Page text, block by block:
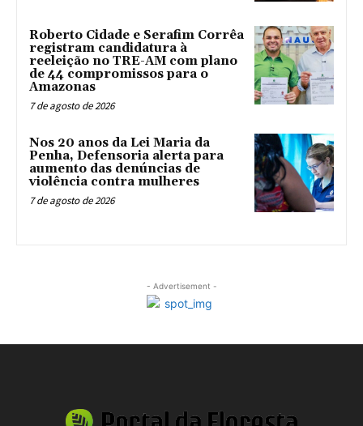
Roberto Cidade e Serafim Corrêa
registram candidatura à
reeleição no TRE-AM com plano
de 44 compromissos para o
Amazonas
7 de agosto de 2026
Nos 20 anos da Lei Maria da
Penha, Defensoria alerta para
aumento das denúncias de
violência contra mulheres
7 de agosto de 2026
- Advertisement -